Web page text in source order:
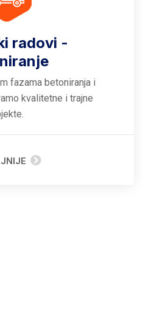
radovi -
fazama betoniranja i
kvalitetne i trajne